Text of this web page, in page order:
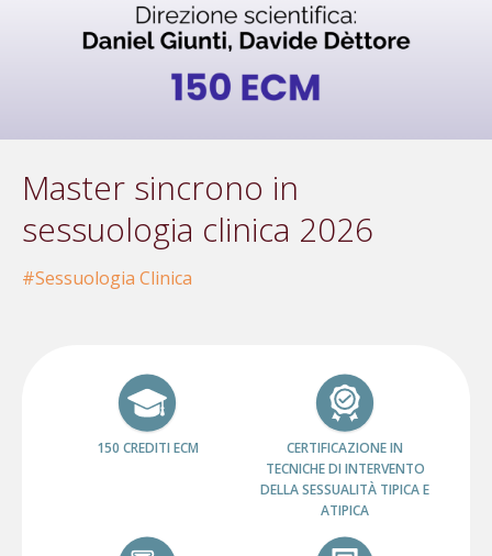
Master sincrono in
sessuologia clinica 2026
Sessuologia Clinica
150 CREDITI ECM
CERTIFICAZIONE IN
TECNICHE DI INTERVENTO
DELLA SESSUALITÀ TIPICA E
ATIPICA